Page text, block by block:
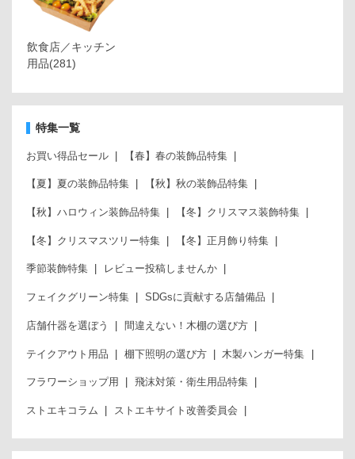
飲食店／キッチン
用品(281)
特集一覧
お買い得品セール 【春】春の装飾品特集
【夏】夏の装飾品特集 【秋】秋の装飾品特集
【秋】ハロウィン装飾品特集 【冬】クリスマス装飾特集
【冬】クリスマスツリー特集 【冬】正月飾り特集
季節装飾特集 レビュー投稿しませんか
フェイクグリーン特集 SDGsに貢献する店舗備品
店舗什器を選ぼう 間違えない！木棚の選び方
テイクアウト用品 棚下照明の選び方 木製ハンガー特集
フラワーショップ用 飛沫対策・衛生用品特集
ストエキコラム ストエキサイト改善委員会